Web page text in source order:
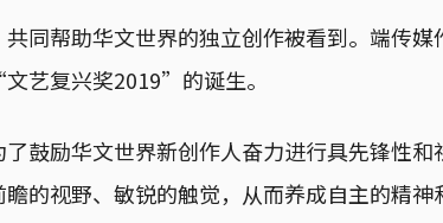
同帮助华文世界的独立创作被看到。端传媒
艺复兴奖2019”的诞生。
鼓励华文世界新创作人奋力进行具先锋性和
的视野、敏锐的触觉，从而养成自主的精神